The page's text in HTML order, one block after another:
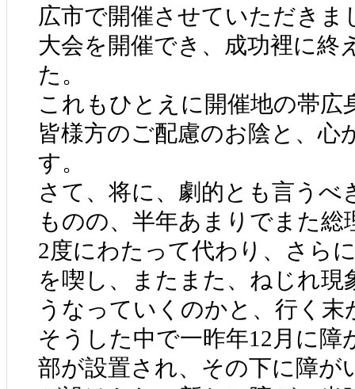
広市で開催させていただきま
大会を開催でき、成功裡に終
た。
これもひとえに開催地の帯広
皆様方のご配慮のお陰と、心
す。
さて、将に、劇的とも言うべ
ものの、半年あまりでまた総
2度にわたって代わり、さら
を喫し、またまた、ねじれ
うなっていくのかと、行く
そうした中で一昨年12月に障
部が設置され、その下に障が